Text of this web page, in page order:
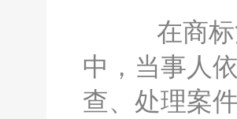
在商标
中，当事人
查、处理案